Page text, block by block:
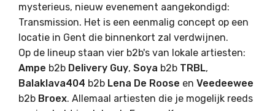
mysterieus, nieuw evenement aangekondigd:
Transmission. Het is een eenmalig concept op een
locatie in Gent die binnenkort zal verdwijnen.
Op de lineup staan vier b2b's van lokale artiesten:
Ampe b2b Delivery Guy, Soya b2b TRBL,
Balaklava404 b2b Lena De Roose en Veedeewee
b2b Broex. Allemaal artiesten die je mogelijk reeds